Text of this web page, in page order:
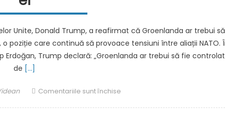
Unite, Donald Trump, a reafirmat că Groenlanda ar trebui să
poziție care continuă să provoace tensiuni între aliații NATO.
Trump declară: „Groenlanda ar trebui să fie
de […]
Comentariile sunt închise